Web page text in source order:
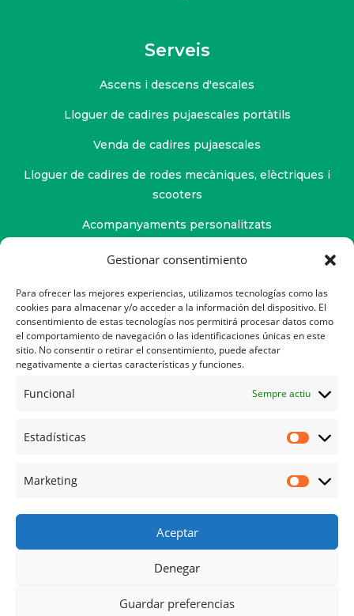
Gestionar consentimiento
Para ofrecer las mejores experiencias, utilizamos tecnologías como las
cookies para almacenar y/o acceder a la información del dispositivo. El
consentimiento de estas tecnologías nos permitirá procesar datos como
el comportamiento de navegación o las identificaciones únicas en este
sitio. No consentir o retirar el consentimiento, puede afectar
negativamente a ciertas características y funciones.
Funcional Sempre actiu
Estadísticas
Marketing
Aceptar
Denegar
Guardar preferencias
Serveis
Ascens i descens d'escales
Lloguer de cadires pujaescales portàtils
Venda de cadires pujaescales
Lloguer de cadires de rodes mecàniques, elèctriques i
scooters
Acompanyaments personalitzats
Servei de fisioteràpia
Atenció psicològica
Contacte
Avís Legal